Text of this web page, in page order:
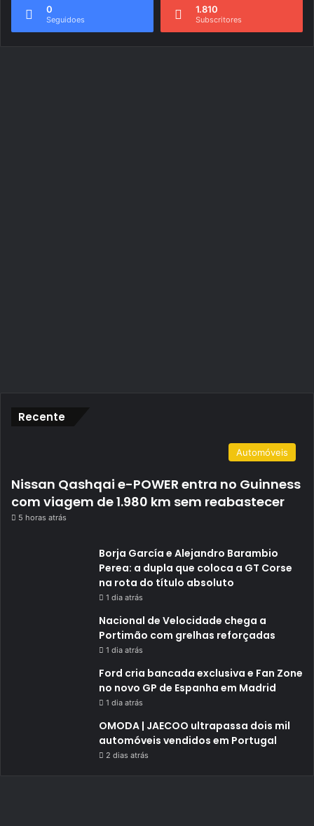
0
Seguidoes
1.810
Subscritores
Recente
Automóveis
Nissan Qashqai e-POWER entra no Guinness
com viagem de 1.980 km sem reabastecer
5 horas atrás
Borja García e Alejandro Barambio
Perea: a dupla que coloca a GT Corse
na rota do título absoluto
1 dia atrás
Nacional de Velocidade chega a
Portimão com grelhas reforçadas
1 dia atrás
Ford cria bancada exclusiva e Fan Zone
no novo GP de Espanha em Madrid
1 dia atrás
OMODA | JAECOO ultrapassa dois mil
automóveis vendidos em Portugal
2 dias atrás